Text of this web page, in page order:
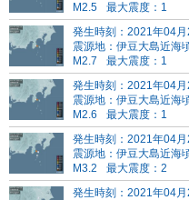
M2.5
最大震度：1
発生時刻：2021年04
震源地：伊豆大島近海
M2.7
最大震度：1
発生時刻：2021年04
震源地：伊豆大島近海
M2.6
最大震度：1
発生時刻：2021年04
震源地：伊豆大島近海
M3.2
最大震度：2
発生時刻：2021年04